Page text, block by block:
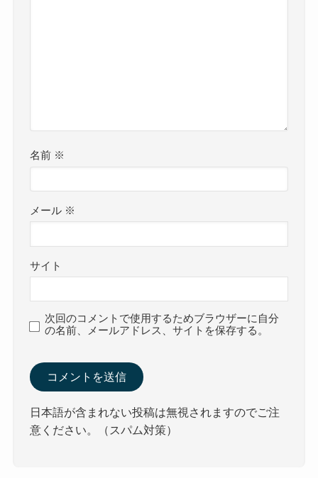
名前 ※
メール ※
サイト
次回のコメントで使用するためブラウザーに自分
の名前、メールアドレス、サイトを保存する。
日本語が含まれない投稿は無視されますのでご注
意ください。（スパム対策）